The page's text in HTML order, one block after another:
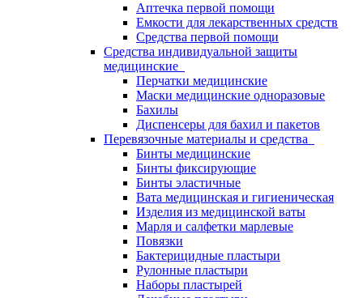
Аптечка первой помощи
Емкости для лекарственных средств
Средства первой помощи
Средства индивидуальной защиты
медицинские
Перчатки медицинские
Маски медицинские одноразовые
Бахилы
Диспенсеры для бахил и пакетов
Перевязочные материалы и средства
Бинты медицинские
Бинты фиксирующие
Бинты эластичные
Вата медицинская и гигиеническая
Изделия из медицинской ваты
Марля и салфетки марлевые
Повязки
Бактерицидные пластыри
Рулонные пластыри
Наборы пластырей